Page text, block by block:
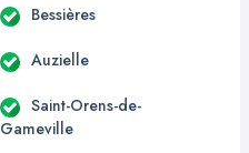
Bessières
Auzielle
Saint-Orens-de-
Gameville